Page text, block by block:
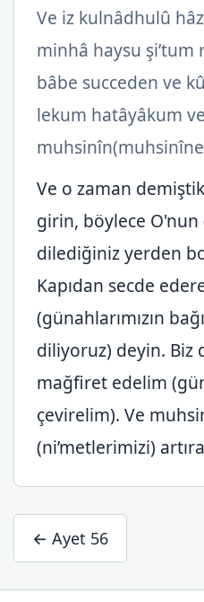
Ve iz kulnâdhulû
minhâ haysu
bâbe succeden ve
lekum hatâyâkum
Ve o zaman
girin, böylece O'nun
dilediğiniz yerden
Kapıdan secde
(günahlarımızın
diliyoruz) deyin. Biz
mağfiret edelim
çevirelim). Ve
(ni’metlerimizi)
← Ayet 56